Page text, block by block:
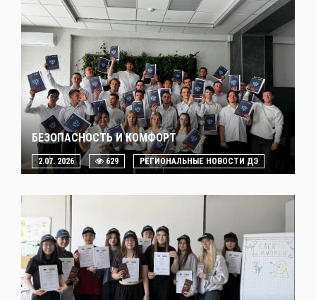
БЕЗОПАСНОСТЬ И КОМФОРТ
2.07. 2026 629 РЕГИОНАЛЬНЫЕ НОВОСТИ ДЭ